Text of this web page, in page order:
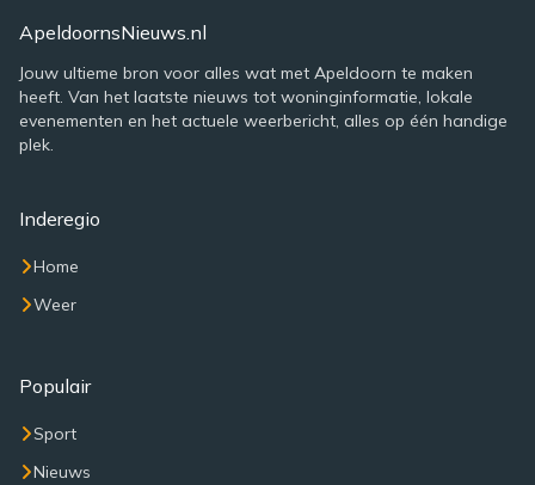
ApeldoornsNieuws.nl
Jouw ultieme bron voor alles wat met Apeldoorn te maken
heeft. Van het laatste nieuws tot woninginformatie, lokale
evenementen en het actuele weerbericht, alles op één handige
plek.
Inderegio
Home
Weer
Populair
Sport
Nieuws